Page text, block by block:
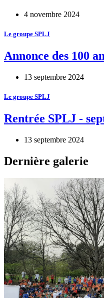
4 novembre 2024
Le groupe SPLJ
Annonce des 100
13 septembre 2024
Le groupe SPLJ
Rentrée SPLJ -
13 septembre 2024
Dernière galerie